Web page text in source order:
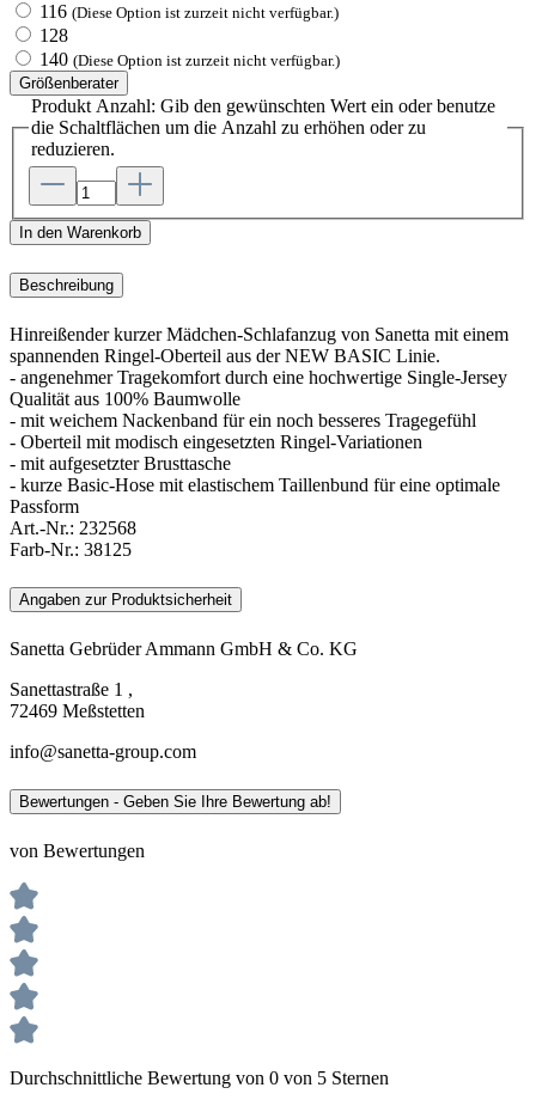
116 (Diese Option ist zurzeit nicht verfügbar.)
128
140 (Diese Option ist zurzeit nicht verfügbar.)
Größenberater
Produkt Anzahl: Gib den gewünschten Wert ein oder benutze
die Schaltflächen um die Anzahl zu erhöhen oder zu
reduzieren.
In den Warenkorb
Beschreibung
Hinreißender kurzer Mädchen-Schlafanzug von Sanetta mit einem
spannenden Ringel-Oberteil aus der NEW BASIC Linie.
- angenehmer Tragekomfort durch eine hochwertige Single-Jersey
Qualität aus 100% Baumwolle
- mit weichem Nackenband für ein noch besseres Tragegefühl
- Oberteil mit modisch eingesetzten Ringel-Variationen
- mit aufgesetzter Brusttasche
- kurze Basic-Hose mit elastischem Taillenbund für eine optimale
Passform
Art.-Nr.: 232568
Farb-Nr.: 38125
Angaben zur Produktsicherheit
Sanetta Gebrüder Ammann GmbH & Co. KG
Sanettastraße 1 ,
72469 Meßstetten
info@sanetta-group.com
Bewertungen - Geben Sie Ihre Bewertung ab!
von Bewertungen
Durchschnittliche Bewertung von 0 von 5 Sternen